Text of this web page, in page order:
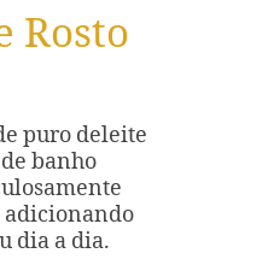
Rosto
puro deleite
banho
adicionando
dia a dia.